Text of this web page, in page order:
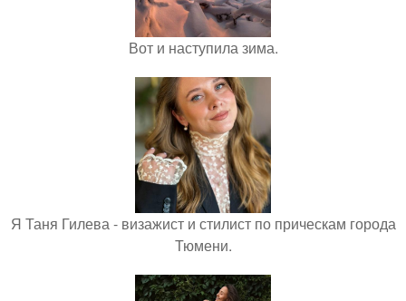
Вот и наступила зима.
Я Таня Гилева - визажист и стилист по прическам города
Тюмени.